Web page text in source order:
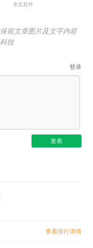
水文反对
留文章图片及文字内容
技
登录
查看排行详情